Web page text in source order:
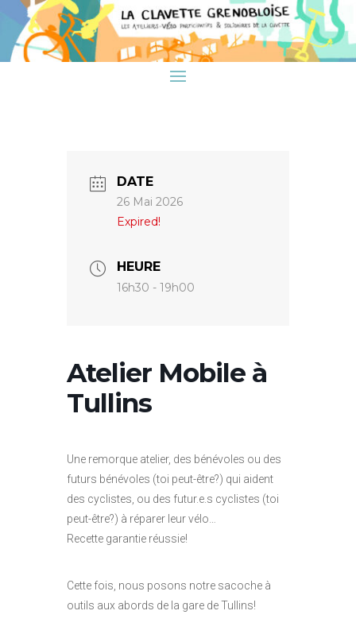
DATE
26 Mai 2026
Expired!
HEURE
16h30 - 19h00
Atelier Mobile à
Tullins
Une remorque atelier, des bénévoles ou des
futurs bénévoles (toi peut-être?) qui aident
des cyclistes, ou des futur.e.s cyclistes (toi
peut-être?) à réparer leur vélo…
Recette garantie réussie!
Cette fois, nous posons notre sacoche à
outils aux abords de la gare de Tullins!